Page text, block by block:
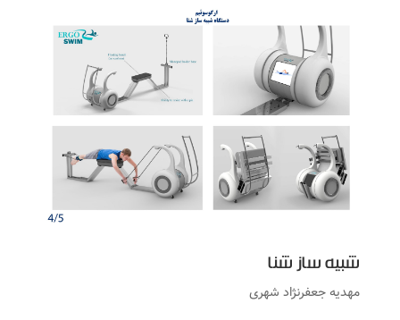
شبیه ساز شنا
مهدیه جعفرنژاد شهری